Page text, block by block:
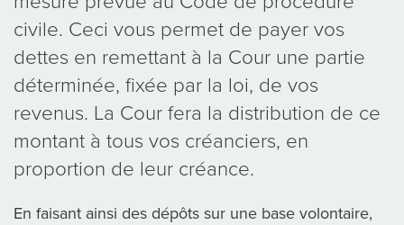
civile. Ceci vous permet de payer vos
dettes en remettant à la Cour une partie
déterminée, fixée par la loi, de vos
revenus. La Cour fera la distribution de ce
montant à tous vos créanciers, en
proportion de leur créance.
En faisant ainsi des dépôts sur une base volontaire,